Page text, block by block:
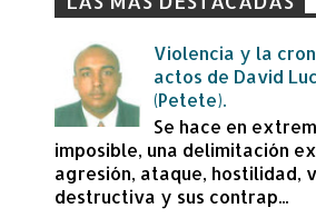
Violencia y la
actos de David
(Petete).
Se hace en
imposible, una delimitación
agresión, ataque, hostilidad,
destructiva y sus contrap...